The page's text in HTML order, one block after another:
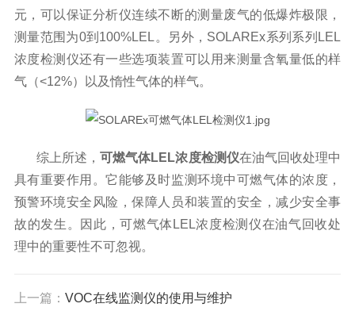
元，可以保证分析仪连续不断的测量废气的低爆炸极限，
测量范围为0到100%LEL。另外，SOLAREx系列系列LEL
浓度检测仪还有一些选项装置可以用来测量含氧量低的样
气（<12%）以及惰性气体的样气。
综上所述，可燃气体LEL浓度检测仪在油气回收处理中
具有重要作用。它能够及时监测环境中可燃气体的浓度，
预警环境安全风险，保障人员和装置的安全，减少安全事
故的发生。因此，可燃气体LEL浓度检测仪在油气回收处
理中的重要性不可忽视。
上一篇： VOC在线监测仪的使用与维护